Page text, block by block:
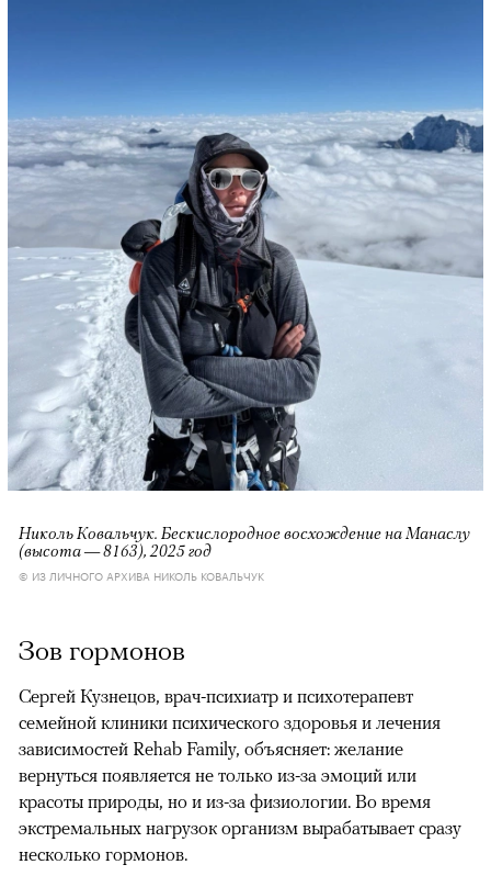
Николь Ковальчук. Бескислородное восхождение на Манаслу
(высота — 8163), 2025 год
© ИЗ ЛИЧНОГО АРХИВА НИКОЛЬ КОВАЛЬЧУК
Зов гормонов
Сергей Кузнецов, врач-психиатр и психотерапевт
семейной клиники психического здоровья и лечения
зависимостей Rehab Family, объясняет: желание
вернуться появляется не только из-за эмоций или
красоты природы, но и из-за физиологии. Во время
экстремальных нагрузок организм вырабатывает сразу
несколько гормонов.